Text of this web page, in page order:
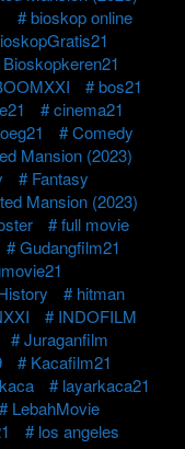
bioskop online
Bioskopkeren21
bos21
cinema21
Comedy
Mansion (2023)
Fantasy
Mansion (2023)
full movie
Gudangfilm21
hitman
INDOFILM
Juraganfilm
Kacafilm21
layarkaca21
LebahMovie
los angeles